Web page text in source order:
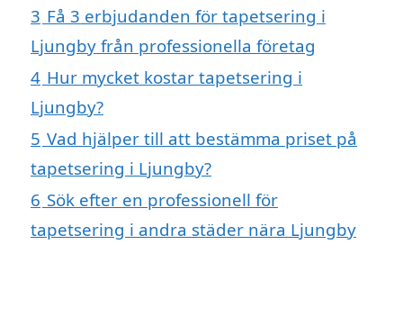
3 Få 3 erbjudanden för tapetsering i
Ljungby från professionella företag
4 Hur mycket kostar tapetsering i
Ljungby?
5 Vad hjälper till att bestämma priset på
tapetsering i Ljungby?
6 Sök efter en professionell för
tapetsering i andra städer nära Ljungby